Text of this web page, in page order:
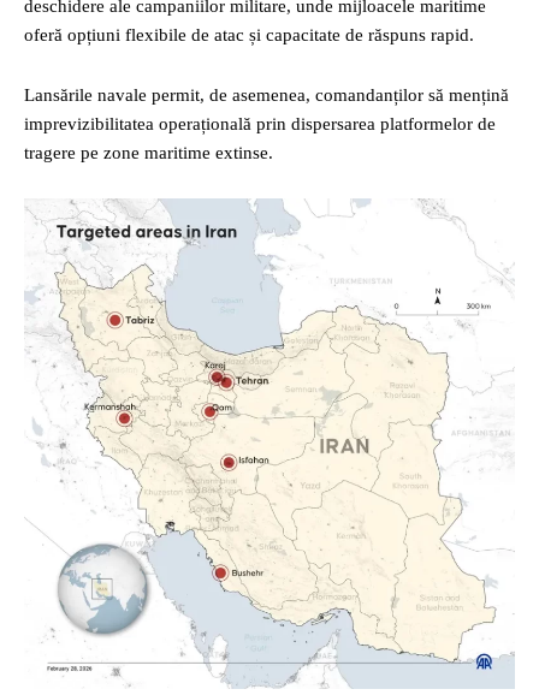
deschidere ale campaniilor militare, unde mijloacele maritime
oferă opțiuni flexibile de atac și capacitate de răspuns rapid.
Lansările navale permit, de asemenea, comandanților să mențină
imprevizibilitatea operațională prin dispersarea platformelor de
tragere pe zone maritime extinse.